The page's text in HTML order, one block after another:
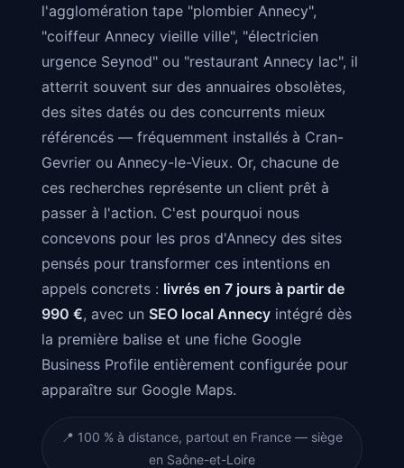
l'agglomération tape "plombier Annecy",
"coiffeur Annecy vieille ville", "électricien
urgence Seynod" ou "restaurant Annecy lac", il
atterrit souvent sur des annuaires obsolètes,
des sites datés ou des concurrents mieux
référencés — fréquemment installés à Cran-
Gevrier ou Annecy-le-Vieux. Or, chacune de
ces recherches représente un client prêt à
passer à l'action. C'est pourquoi nous
concevons pour les pros d'Annecy des sites
pensés pour transformer ces intentions en
appels concrets : livrés en 7 jours à partir de
990 €, avec un SEO local Annecy intégré dès
la première balise et une fiche Google
Business Profile entièrement configurée pour
apparaître sur Google Maps.
📍 100 % à distance, partout en France — siège
en Saône-et-Loire